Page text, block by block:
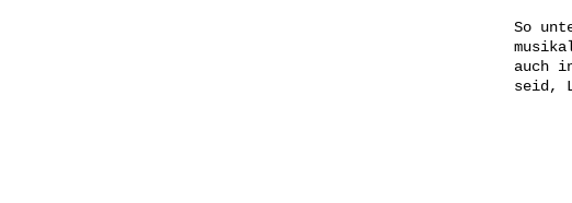
So
auch
seid,